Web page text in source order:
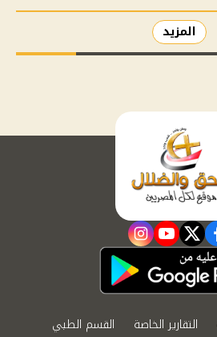
المزيد
twitter
youtube
instagram
التقارير الخاصة
القسم الطبي